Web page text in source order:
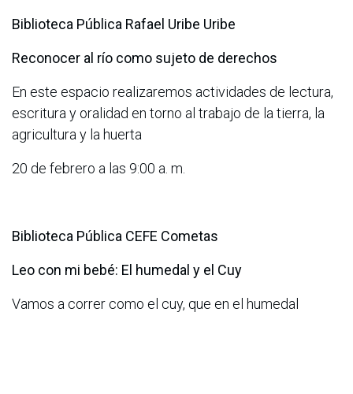
Biblioteca Pública Rafael Uribe Uribe
Reconocer al río como sujeto de derechos
En este espacio realizaremos actividades de lectura,
escritura y oralidad en torno al trabajo de la tierra, la
agricultura y la huerta
20 de febrero a las 9:00 a. m.
Biblioteca Pública CEFE Cometas
Leo con mi bebé: El humedal y el Cuy
Vamos a correr como el cuy, que en el humedal